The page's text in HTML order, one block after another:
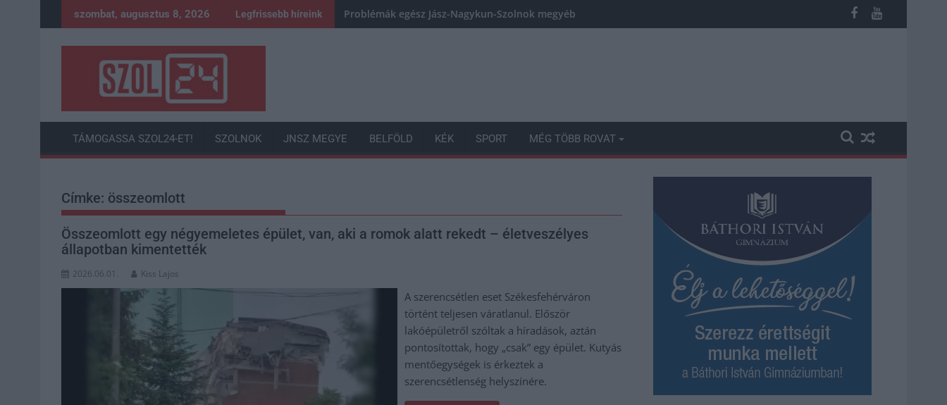
to
szombat, augusztus 8, 2026 Legfrissebb híreink Problémák egész Jász-Nagykun-Szolnok megyében: egyre több otthoni kútból fogy ki a víz
TÁMOGASSA SZOL24-ET! SZOLNOK JNSZ MEGYE BELFÖLD KÉK SPORT MÉG TÖBB ROVAT
Címke: összeomlott
Összeomlott egy négyemeletes épület, van, aki a romok alatt rekedt – életveszélyes
állapotban kimentették
2026.06.01. Kiss Lajos
A szerencsétlen eset Székesfehérváron
történt teljesen váratlanul. Először
lakóépületről szóltak a híradások, aztán
pontosítottak, hogy „csak” egy épület. Kutyás
mentőegységek is érkeztek a
szerencsétlenség helyszínére.